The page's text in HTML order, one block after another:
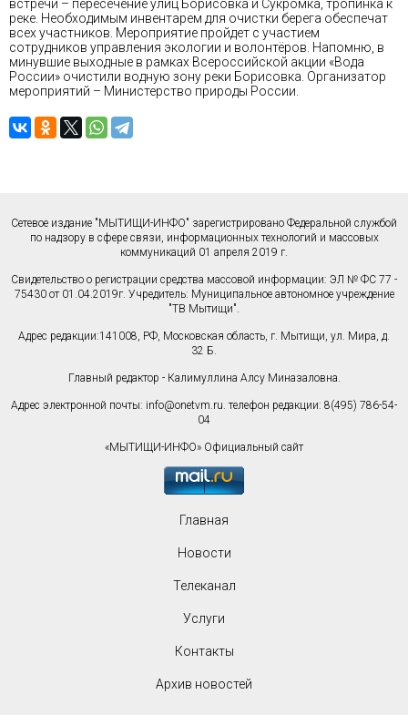
встречи – пересечение улиц Борисовка и Сукромка, тропинка к
реке. Необходимым инвентарем для очистки берега обеспечат
всех участников. Мероприятие пройдет с участием
сотрудников управления экологии и волонтёров. Напомню, в
минувшие выходные в рамках Всероссийской акции «Вода
России» очистили водную зону реки Борисовка. Организатор
мероприятий – Министерство природы России.
Сетевое издание "МЫТИЩИ-ИНФО" зарегистрировано Федеральной службой
по надзору в сфере связи, информационных технологий и массовых
коммуникаций 01 апреля 2019 г.
Свидетельство о регистрации средства массовой информации: ЭЛ № ФС 77 -
75430 от 01.04.2019г. Учредитель: Муниципальное автономное учреждение
"ТВ Мытищи".
Адрес редакции:141008, РФ, Московская область, г. Мытищи, ул. Мира, д.
32 Б.
Главный редактор - Калимуллина Алсу Миназаловна.
Адрес электронной почты: info@onetvm.ru. телефон редакции: 8(495) 786-54-
04
«МЫТИЩИ-ИНФО» Официальный сайт
Главная
Новости
Телеканал
Услуги
Контакты
Архив новостей